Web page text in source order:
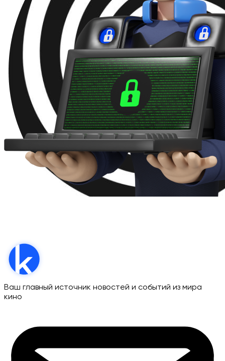
Ваш главный источник новостей и событий из мира
кино